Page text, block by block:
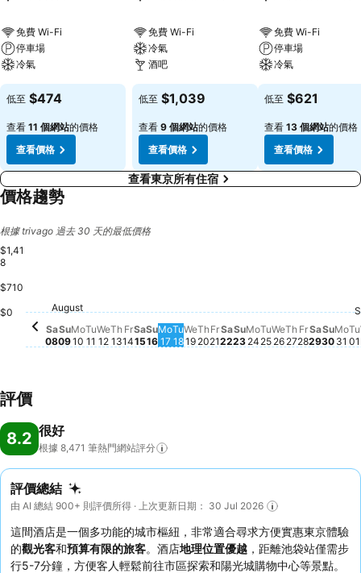
免費 Wi-Fi
停車場
冷氣
低至 $474
查看 11 個網站的價格
查看價格
免費 Wi-Fi
冷氣
酒吧
低至 $1,039
查看 9 個網站的價格
查看價格
免費 Wi-Fi
停車場
冷氣
低至 $621
查看 13 個網站的價格
查看價格
查看東京所有住宿
價格趨勢
根據 trivago 過去 30 天的最低價格
$1,41
8
$710
$0 Saturday, August 08
$804
August
Sa
08
Sunday, August 09
$504
Su
09
Monday, August 10
$499
Mo
10
Tu
11
Wednesday, August 12
$504
We
12
Thursday, August 13
$575
Th
13
Friday, August 14
$645
Fr
14
Saturday, August 15
$854
Sa
15
Sunday, August 16
$449
Su
16
Monday, August 17
$454
Mo
17
Tuesday, August 18
$507
Tu
18
Wednesday, August 19
$566
We
19
Thursday, August 20
$585
Th
20
Friday, August 21
$658
Fr
21
Sa
22
Sunday, August 23
$687
Su
23
Monday, August
$583
Mo
24
Tuesday,
$618
Tu
25
Wednesday,
$635
We
26
Thursday,
$622
Th
27
Friday,
$676
Fr
28
Sa
29
$526
Su
30
Mo
31
Tu
01
評價
8.2 很好
根據 8,471 筆熱門網站評分
評價總結
由 AI 總結 900+ 則評價所得 · 上次更新日期： 30 Jul 2026
這間酒店是一個多功能的城市樞紐，非常適合尋求方便實惠東京體驗
的觀光客和預算有限的旅客。酒店地理位置優越 ，距離池袋站僅需步
行5-7分鐘，方便客人輕鬆前往市區探索和陽光城購物中心等景點。